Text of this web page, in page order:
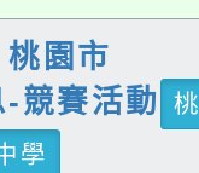
桃園市
競賽活動
學